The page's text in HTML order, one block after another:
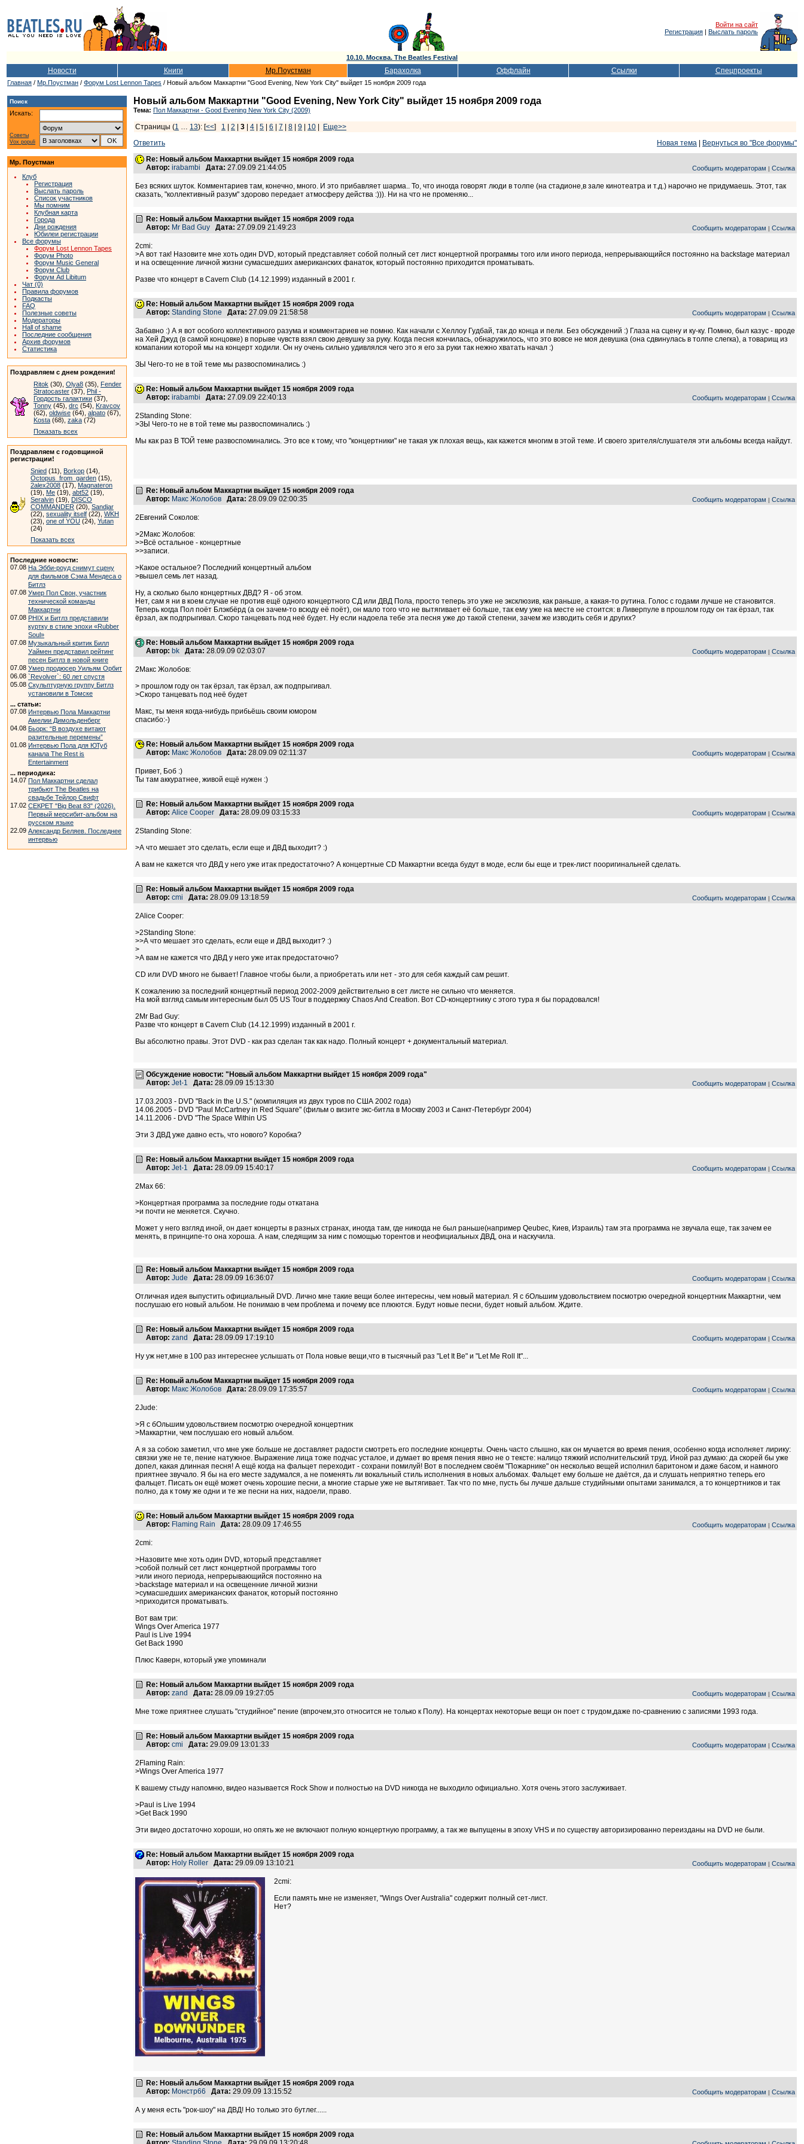
Войти на сайт
Регистрация | Выслать пароль
10.10. Москва. The Beatles Festival
Новости Книги Мр.Поустман Барахолка Оффлайн Ссылки Спецпроекты
Главная / Мр.Поустман / Форум Lost Lennon Tapes / Новый альбом Маккартни "Good Evening, New York City" выйдет 15 ноября 2009 года
Поиск
Искать:
Советы
Vox populi
Мр. Поустман
Клуб
Регистрация
Выслать пароль
Список участников
Мы помним
Клубная карта
Города
Дни рождения
Юбилеи регистрации
Все форумы
Форум Lost Lennon Tapes
Форум Photo
Форум Music General
Форум Club
Форум Ad Libitum
Чат (0)
Правила форумов
Подкасты
FAQ
Полезные советы
Модераторы
Hall of shame
Последние сообщения
Архив форумов
Статистика
Поздравляем с днем рождения!
Ritok (30), Olya8 (35), Fender
Stratocaster (37), Phil -
Гордость галактики (37),
Tonny (45), drc (54), Kravcov
(62), oldwise (64), alpato (67),
Kosta (68), zaka (72)
Показать всех
Поздравляем с годовщиной
регистрации!
Snied (11), Borkop (14),
Octopus_from_garden (15),
2alex2008 (17), Magnateron
(19), Me (19), abt52 (19),
Seralvin (19), DISCO
COMMANDER (20), Sandjar
(22), sexuality itself (22), WKH
(23), one of YOU (24), Yutan
(24)
Показать всех
Последние новости:
07.08 На Эбби-роуд снимут сцену
для фильмов Сэма Мендеса о
Битлз
07.08 Умер Пол Свон, участник
технической команды
Маккартни
07.08 PHIX и Битлз представили
куртку в стиле эпохи «Rubber
Soul»
07.08 Музыкальный критик Билл
Уаймен представил рейтинг
песен Битлз в новой книге
07.08 Умер продюсер Уильям Орбит
06.08 `Revolver`: 60 лет спустя
05.08 Скульптурную группу Битлз
установили в Томске
... статьи:
07.08 Интервью Пола Маккартни
Амелии Димольденберг
04.08 Бьорк: “В воздухе витают
разительные перемены”
01.08 Интервью Пола для ЮТуб
канала The Rest is
Entertainment
... периодика:
14.07 Пол Маккартни сделал
трибьют The Beatles на
свадьбе Тейлор Свифт
17.02 СЕКРЕТ "Big Beat 83" (2026).
Первый мерсибит-альбом на
русском языке
22.09 Александр Беляев. Последнее
интервью
Новый альбом Маккартни "Good Evening, New York City" выйдет 15 ноября 2009 года
Тема: Пол Маккартни - Good Evening New York City (2009)
Страницы (1 … 13): [<<] 1 2 3 4 5 6 7 8 9 10
Еще>>
Ответить
Новая тема
Вернуться во "Все форумы"
Re: Новый альбом Маккартни выйдет 15 ноября 2009 года
Автор: irabambi Дата: 27.09.09 21:44:05 Сообщить модераторам | Ссылка
Без всяких шуток. Комментариев там, конечно, много. И это прибавляет шарма.. То, что иногда говорят люди в толпе (на стадионе,в зале кинотеатра и т.д.) нарочно не придумаешь. Этот, так
сказать, "коллективный разум" здорово передает атмосферу действа :))). Ни на что не променяю...
Re: Новый альбом Маккартни выйдет 15 ноября 2009 года
Автор: Mr Bad Guy Дата: 27.09.09 21:49:23 Сообщить модераторам | Ссылка
2cmi:
>А вот так! Назовите мне хоть один DVD, который представляет собой полный сет лист концертной программы того или иного периода, непрерывающийся постоянно на backstage материал
и на освещенние личной жизни сумасшедших американских фанаток, который постоянно приходится проматывать.
Разве что концерт в Cavern Club (14.12.1999) изданный в 2001 г.
Re: Новый альбом Маккартни выйдет 15 ноября 2009 года
Автор: Standing Stone Дата: 27.09.09 21:58:58 Сообщить модераторам | Ссылка
Забавно :) А я вот особого коллективного разума и комментариев не помню. Как начали с Хеллоу Гудбай, так до конца и пели. Без обсуждений :) Глаза на сцену и ку-ку. Помню, был казус - вроде
на Хей Джуд (в самой концовке) в порыве чувств взял свою девушку за руку. Когда песня кончилась, обнаружилось, что это вовсе не моя девушка (она сдвинулась в толпе слегка), а товарищ из
комапании которой мы на концерт ходили. Он ну очень сильно удивлялся чего это я его за руки так нежно хватать начал :)
ЗЫ Чего-то не в той теме мы развоспоминались :)
Re: Новый альбом Маккартни выйдет 15 ноября 2009 года
Автор: irabambi Дата: 27.09.09 22:40:13 Сообщить модераторам | Ссылка
2Standing Stone:
>ЗЫ Чего-то не в той теме мы развоспоминались :)
Мы как раз В ТОЙ теме развоспоминались. Это все к тому, что "концертники" не такая уж плохая вещь, как кажется многим в этой теме. И своего зрителя/слушателя эти альбомы всегда найдут.
Re: Новый альбом Маккартни выйдет 15 ноября 2009 года
Автор: Макс Жолобов Дата: 28.09.09 02:00:35 Сообщить модераторам | Ссылка
2Евгений Соколов:
>2Макс Жолобов:
>>Всё остальное - концертные
>>записи.
>Какое остальное? Последний концертный альбом
>вышел семь лет назад.
Ну, а сколько было концертных ДВД? Я - об этом.
Нет, сам я ни в коем случае не против ещё одного концертного СД или ДВД Пола, просто теперь это уже не эксклюзив, как раньше, а какая-то рутина. Голос с годами лучше не становится.
Теперь когда Пол поёт Блэкбёрд (а он зачем-то всюду её поёт), он мало того что не вытягивает её больше, так ему уже на месте не стоится: в Ливерпуле в прошлом году он так ёрзал, так
ёрзал, аж подпрыгивал. Скоро танцевать под неё будет. Ну если надоела тебе эта песня уже до такой степени, зачем же изводить себя и других?
Re: Новый альбом Маккартни выйдет 15 ноября 2009 года
Автор: bk Дата: 28.09.09 02:03:07 Сообщить модераторам | Ссылка
2Макс Жолобов:
> прошлом году он так ёрзал, так ёрзал, аж подпрыгивал.
>Скоро танцевать под неё будет
Макс, ты меня когда-нибудь прибьёшь своим юмором
спасибо:-)
Re: Новый альбом Маккартни выйдет 15 ноября 2009 года
Автор: Макс Жолобов Дата: 28.09.09 02:11:37 Сообщить модераторам | Ссылка
Привет, Боб :)
Ты там аккуратнее, живой ещё нужен :)
Re: Новый альбом Маккартни выйдет 15 ноября 2009 года
Автор: Alice Cooper Дата: 28.09.09 03:15:33 Сообщить модераторам | Ссылка
2Standing Stone:
>А что мешает это сделать, если еще и ДВД выходит? :)
А вам не кажется что ДВД у него уже итак предостаточно? А концертные CD Маккартни всегда будут в моде, если бы еще и трек-лист пооригинальней сделать.
Re: Новый альбом Маккартни выйдет 15 ноября 2009 года
Автор: cmi Дата: 28.09.09 13:18:59 Сообщить модераторам | Ссылка
2Alice Cooper:
>2Standing Stone:
>>А что мешает это сделать, если еще и ДВД выходит? :)
>
>А вам не кажется что ДВД у него уже итак предостаточно?
CD или DVD много не бывает! Главное чтобы были, а приобретать или нет - это для себя каждый сам решит.
К сожалению за последний концертный период 2002-2009 действительно в сет листе не сильно что меняется.
На мой взгляд самым интересным был 05 US Tour в поддержку Chaos And Creation. Вот CD-концертнику с этого тура я бы порадовался!
2Mr Bad Guy:
Разве что концерт в Cavern Club (14.12.1999) изданный в 2001 г.
Вы абсолютно правы. Этот DVD - как раз сделан так как надо. Полный концерт + документальный материал.
Обсуждение новости: "Новый альбом Маккартни выйдет 15 ноября 2009 года"
Автор: Jet-1 Дата: 28.09.09 15:13:30 Сообщить модераторам | Ссылка
17.03.2003 - DVD "Back in the U.S." (компиляция из двух туров по США 2002 года)
14.06.2005 - DVD "Paul McCartney in Red Square" (фильм о визите экс-битла в Москву 2003 и Санкт-Петербург 2004)
14.11.2006 - DVD "The Space Within US
Эти 3 ДВД уже давно есть, что нового? Коробка?
Re: Новый альбом Маккартни выйдет 15 ноября 2009 года
Автор: Jet-1 Дата: 28.09.09 15:40:17 Сообщить модераторам | Ссылка
2Max 66:
>Концертная программа за последние годы откатана
>и почти не меняется. Скучно.
Может у него взгляд иной, он дает концерты в разных странах, иногда там, где никогда не был раньше(например Qeubec, Киев, Израиль) там эта программа не звучала еще, так зачем ее
менять, в принципе-то она хороша. А нам, следящим за ним с помощью торентов и неофициальных ДВД, она и наскучила.
Re: Новый альбом Маккартни выйдет 15 ноября 2009 года
Автор: Jude Дата: 28.09.09 16:36:07 Сообщить модераторам | Ссылка
Отличная идея выпустить официальный DVD. Лично мне такие вещи более интересны, чем новый материал. Я с бОльшим удовольствием посмотрю очередной концертник Маккартни, чем
послушаю его новый альбом. Не понимаю в чем проблема и почему все плюются. Будут новые песни, будет новый альбом. Ждите.
Re: Новый альбом Маккартни выйдет 15 ноября 2009 года
Автор: zand Дата: 28.09.09 17:19:10 Сообщить модераторам | Ссылка
Ну уж нет,мне в 100 раз интереснее услышать от Пола новые вещи,что в тысячный раз "Let It Be" и "Let Me Roll It"...
Re: Новый альбом Маккартни выйдет 15 ноября 2009 года
Автор: Макс Жолобов Дата: 28.09.09 17:35:57 Сообщить модераторам | Ссылка
2Jude:
>Я с бОльшим удовольствием посмотрю очередной концертник
>Маккартни, чем послушаю его новый альбом.
А я за собою заметил, что мне уже больше не доставляет радости смотреть его последние концерты. Очень часто слышно, как он мучается во время пения, особенно когда исполняет лирику:
связки уже не те, пение натужное. Выражение лица тоже подчас усталое, и думает во время пения явно не о тексте: налицо тяжкий исполнительский труд. Иной раз думаю: да скорей бы уже
допел, какая длинная песня! А ещё когда на фальцет переходит - сохрани помилуй! Вот в последнем своём "Пожарнике" он несколько вещей исполнил баритоном и даже басом, и намного
приятнее звучало. Я бы на его месте задумался, а не поменять ли вокальный стиль исполнения в новых альбомах. Фальцет ему больше не даётся, да и слушать неприятно теперь его
фальцет. Писать он ещё может очень хорошие песни, а многие старые уже не вытягивает. Так что по мне, пусть бы лучше дальше студийными опытами занимался, а то концертников и так
полно, да к тому же одни и те же песни на них, надоели, право.
Re: Новый альбом Маккартни выйдет 15 ноября 2009 года
Автор: Flaming Rain Дата: 28.09.09 17:46:55 Сообщить модераторам | Ссылка
2cmi:
>Назовите мне хоть один DVD, который представляет
>собой полный сет лист концертной программы того
>или иного периода, непрерывающийся постоянно на
>backstage материал и на освещенние личной жизни
>сумасшедших американских фанаток, который постоянно
>приходится проматывать.
Вот вам три:
Wings Over America 1977
Paul is Live 1994
Get Back 1990
Плюс Каверн, который уже упоминали
Re: Новый альбом Маккартни выйдет 15 ноября 2009 года
Автор: zand Дата: 28.09.09 19:27:05 Сообщить модераторам | Ссылка
Мне тоже приятнее слушать "студийное" пение (впрочем,это относится не только к Полу). На концертах некоторые вещи он поет с трудом,даже по-сравнению с записями 1993 года.
Re: Новый альбом Маккартни выйдет 15 ноября 2009 года
Автор: cmi Дата: 29.09.09 13:01:33 Сообщить модераторам | Ссылка
2Flaming Rain:
>Wings Over America 1977
К вашему стыду напомню, видео называется Rock Show и полностью на DVD никогда не выходило официально. Хотя очень этого заслуживает.
>Paul is Live 1994
>Get Back 1990
Эти видео достаточно хороши, но опять же не включают полную концертную программу, а так же выпущены в эпоху VHS и по существу авторизированно переизданы на DVD не были.
Re: Новый альбом Маккартни выйдет 15 ноября 2009 года
Автор: Holy Roller Дата: 29.09.09 13:10:21 Сообщить модераторам | Ссылка
2cmi:
Если память мне не изменяет, "Wings Over Australia" содержит полный сет-лист.
Нет?
Re: Новый альбом Маккартни выйдет 15 ноября 2009 года
Автор: Монстр66 Дата: 29.09.09 13:15:52 Сообщить модераторам | Ссылка
А у меня есть "рок-шоу" на ДВД! Но только это бутлег......
Re: Новый альбом Маккартни выйдет 15 ноября 2009 года